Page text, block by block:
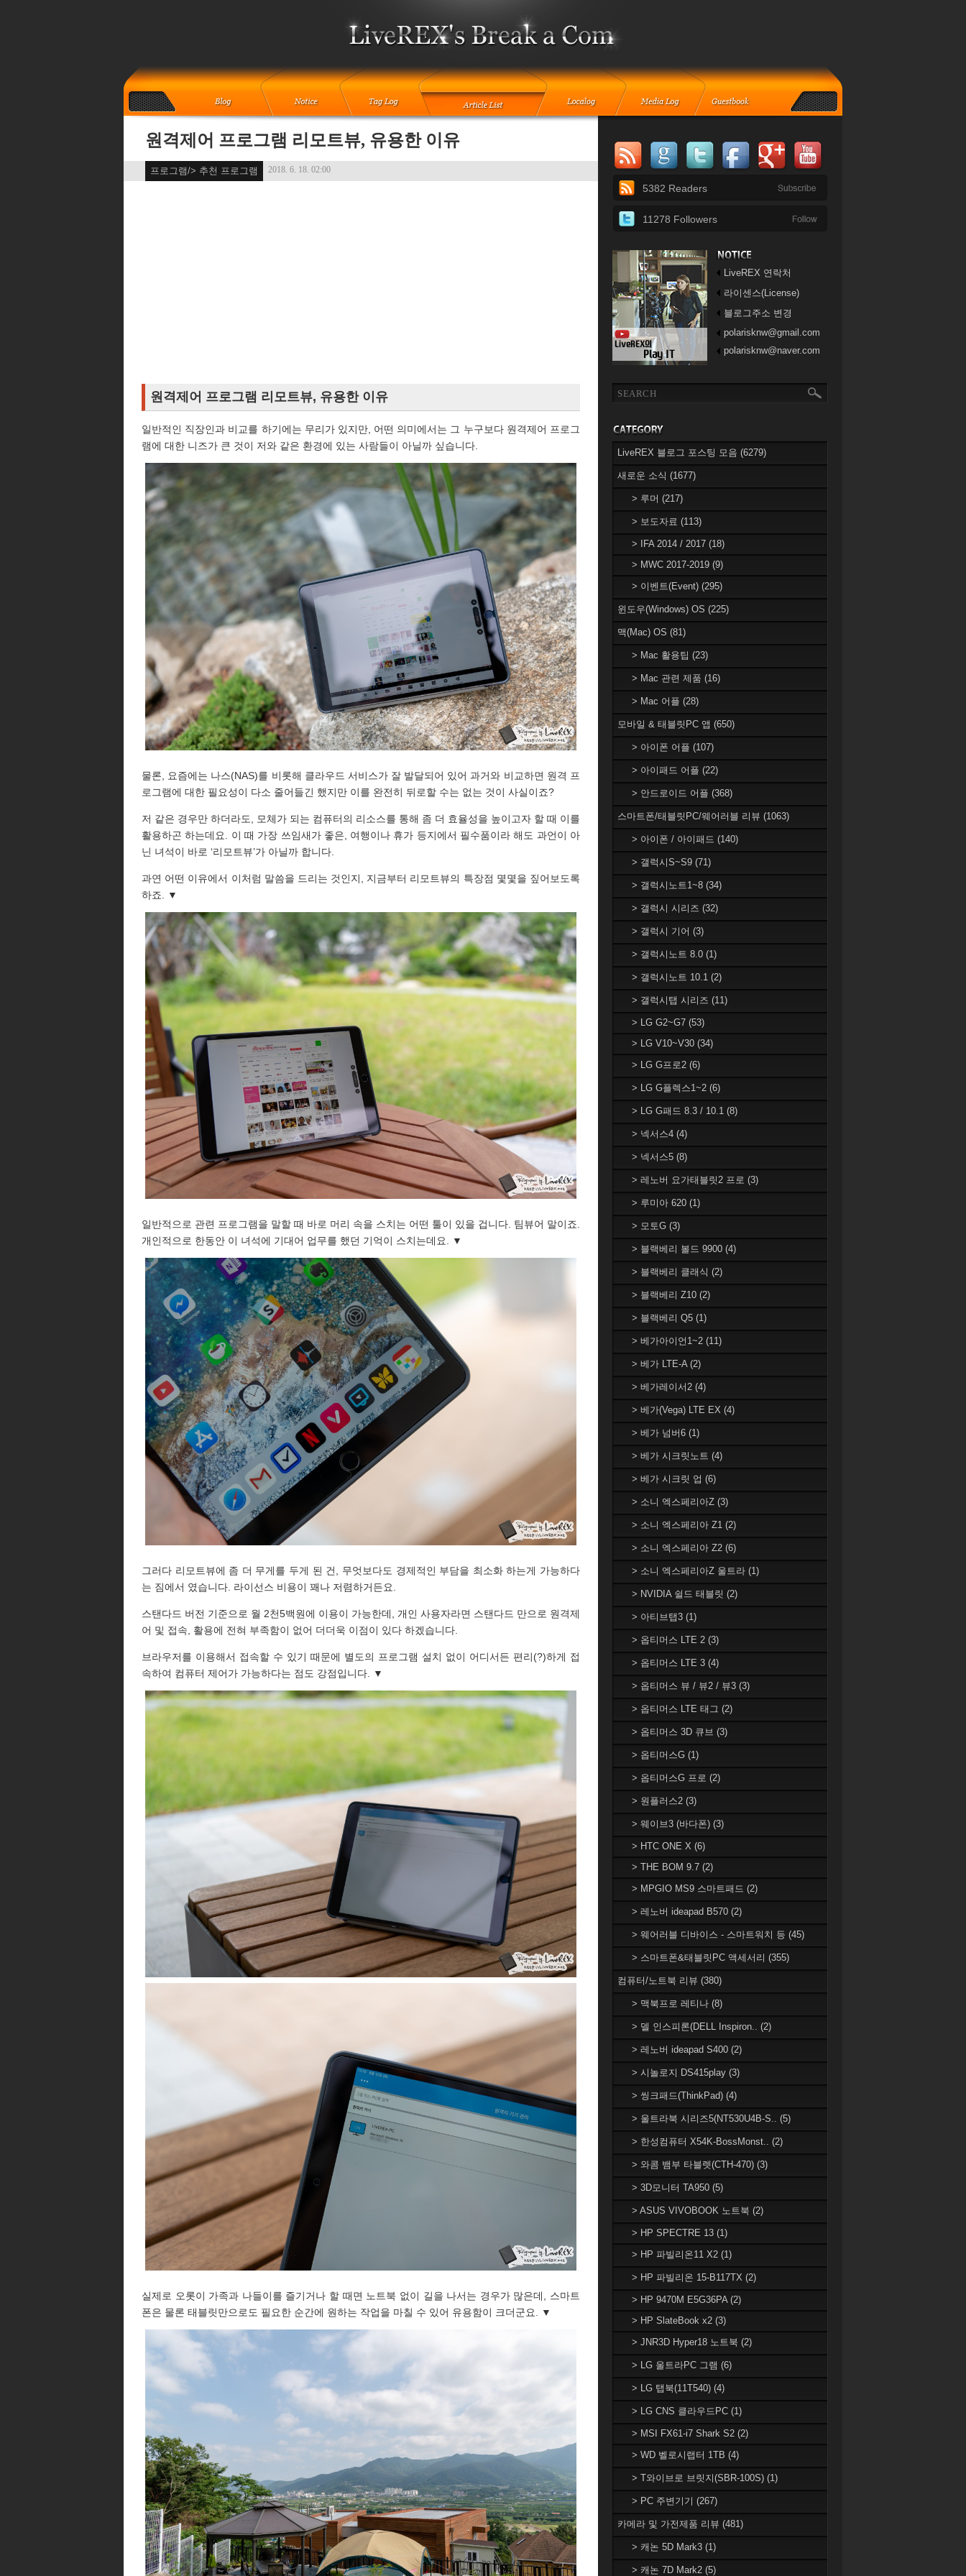
원격제어 프로그램 리모트뷰, 유용한 이유
프로그램/> 추천 프로그램 2018. 6. 18. 02:00
원격제어 프로그램 리모트뷰, 유용한 이유
일반적인 직장인과 비교를 하기에는 무리가 있지만, 어떤 의미에서는 그 누구보다 원격제어 프로그
램에 대한 니즈가 큰 것이 저와 같은 환경에 있는 사람들이 아닐까 싶습니다.
물론, 요즘에는 나스(NAS)를 비롯해 클라우드 서비스가 잘 발달되어 있어 과거와 비교하면 원격 프
로그램에 대한 필요성이 다소 줄어들긴 했지만 이를 완전히 뒤로할 수는 없는 것이 사실이죠?
저 같은 경우만 하더라도, 모체가 되는 컴퓨터의 리소스를 통해 좀 더 효율성을 높이고자 할 때 이를
활용하곤 하는데요. 이 때 가장 쓰임새가 좋은, 여행이나 휴가 등지에서 필수품이라 해도 과언이 아
닌 녀석이 바로 ‘리모트뷰’가 아닐까 합니다.
과연 어떤 이유에서 이처럼 말씀을 드리는 것인지, 지금부터 리모트뷰의 특장점 몇몇을 짚어보도록
하죠. ▼
일반적으로 관련 프로그램을 말할 때 바로 머리 속을 스치는 어떤 툴이 있을 겁니다. 팀뷰어 말이죠.
개인적으로 한동안 이 녀석에 기대어 업무를 했던 기억이 스치는데요. ▼
그러다 리모트뷰에 좀 더 무게를 두게 된 건, 무엇보다도 경제적인 부담을 최소화 하는게 가능하다
는 짐에서 였습니다. 라이선스 비용이 꽤나 저렴하거든요.
스탠다드 버전 기준으로 월 2천5백원에 이용이 가능한데, 개인 사용자라면 스탠다드 만으로 원격제
어 및 접속, 활용에 전혀 부족함이 없어 더더욱 이점이 있다 하겠습니다.
브라우저를 이용해서 접속할 수 있기 때문에 별도의 프로그램 설치 없이 어디서든 편리(?)하게 접
속하여 컴퓨터 제어가 가능하다는 점도 강점입니다. ▼
실제로 오롯이 가족과 나들이를 즐기거나 할 때면 노트북 없이 길을 나서는 경우가 많은데, 스마트
폰은 물론 태블릿만으로도 필요한 순간에 원하는 작업을 마칠 수 있어 유용함이 크더군요. ▼
5382 Readers
11278 Followers
LiveREX 연락처
라이센스(License)
블로그주소 변경
polarisknw@gmail.com
polarisknw@naver.com
LiveREX 블로그 포스팅 모음 (6279)
새로운 소식 (1677)
> 루머 (217)
> 보도자료 (113)
> IFA 2014 / 2017 (18)
> MWC 2017-2019 (9)
> 이벤트(Event) (295)
윈도우(Windows) OS (225)
맥(Mac) OS (81)
> Mac 활용팁 (23)
> Mac 관련 제품 (16)
> Mac 어플 (28)
모바일 & 태블릿PC 앱 (650)
> 아이폰 어플 (107)
> 아이패드 어플 (22)
> 안드로이드 어플 (368)
스마트폰/태블릿PC/웨어러블 리뷰 (1063)
> 아이폰 / 아이패드 (140)
> 갤럭시S~S9 (71)
> 갤럭시노트1~8 (34)
> 갤럭시 시리즈 (32)
> 갤럭시 기어 (3)
> 갤럭시노트 8.0 (1)
> 갤럭시노트 10.1 (2)
> 갤럭시탭 시리즈 (11)
> LG G2~G7 (53)
> LG V10~V30 (34)
> LG G프로2 (6)
> LG G플렉스1~2 (6)
> LG G패드 8.3 / 10.1 (8)
> 넥서스4 (4)
> 넥서스5 (8)
> 레노버 요가태블릿2 프로 (3)
> 루미아 620 (1)
> 모토G (3)
> 블랙베리 볼드 9900 (4)
> 블랙베리 클래식 (2)
> 블랙베리 Z10 (2)
> 블랙베리 Q5 (1)
> 베가아이언1~2 (11)
> 베가 LTE-A (2)
> 베가레이서2 (4)
> 베가(Vega) LTE EX (4)
> 베가 넘버6 (1)
> 베가 시크릿노트 (4)
> 베가 시크릿 업 (6)
> 소니 엑스페리아Z (3)
> 소니 엑스페리아 Z1 (2)
> 소니 엑스페리아 Z2 (6)
> 소니 엑스페리아Z 울트라 (1)
> NVIDIA 쉴드 태블릿 (2)
> 아티브탭3 (1)
> 옵티머스 LTE 2 (3)
> 옵티머스 LTE 3 (4)
> 옵티머스 뷰 / 뷰2 / 뷰3 (3)
> 옵티머스 LTE 태그 (2)
> 옵티머스 3D 큐브 (3)
> 옵티머스G (1)
> 옵티머스G 프로 (2)
> 원플러스2 (3)
> 웨이브3 (바다폰) (3)
> HTC ONE X (6)
> THE BOM 9.7 (2)
> MPGIO MS9 스마트패드 (2)
> 레노버 ideapad B570 (2)
> 웨어러블 디바이스 - 스마트워치 등 (45)
> 스마트폰&태블릿PC 액세서리 (355)
컴퓨터/노트북 리뷰 (380)
> 맥북프로 레티나 (8)
> 델 인스피론(DELL Inspiron.. (2)
> 레노버 ideapad S400 (2)
> 시놀로지 DS415play (3)
> 씽크패드(ThinkPad) (4)
> 울트라북 시리즈5(NT530U4B-S.. (5)
> 한성컴퓨터 X54K-BossMonst.. (2)
> 와콤 뱀부 타블렛(CTH-470) (3)
> 3D모니터 TA950 (5)
> ASUS VIVOBOOK 노트북 (2)
> HP SPECTRE 13 (1)
> HP 파빌리온11 X2 (1)
> HP 파빌리온 15-B117TX (2)
> HP 9470M E5G36PA (2)
> HP SlateBook x2 (3)
> JNR3D Hyper18 노트북 (2)
> LG 울트라PC 그램 (6)
> LG 탭북(11T540) (4)
> LG CNS 클라우드PC (1)
> MSI FX61-i7 Shark S2 (2)
> WD 벨로시랩터 1TB (4)
> T와이브로 브릿지(SBR-100S) (1)
> PC 주변기기 (267)
카메라 및 가전제품 리뷰 (481)
> 캐논 5D Mark3 (1)
> 캐논 7D Mark2 (5)